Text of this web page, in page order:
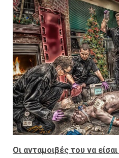
Οι ανταμοιβές του να